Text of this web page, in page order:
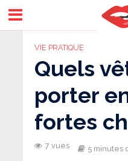
VIE PRATIQUE
Quels
porter
fortes
7 vues 5 minutes